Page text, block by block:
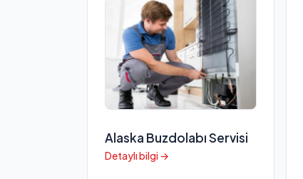
Alaska Buzdolabı Servisi
Detaylı bilgi →